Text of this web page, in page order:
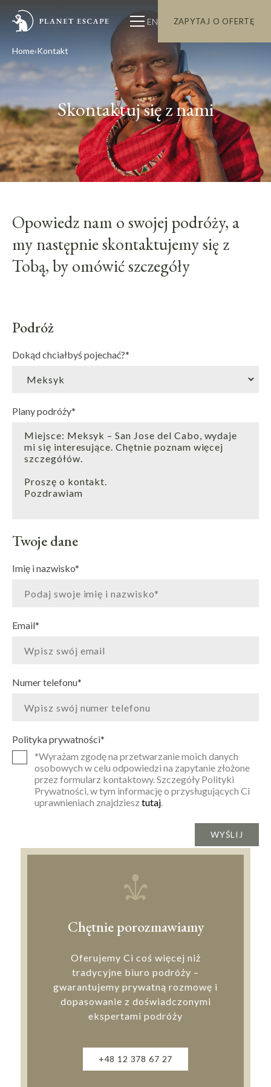
EN ZAPYTAJ O OFERTĘ
Home Kontakt
Skontaktuj się z nami
Opowiedz nam o swojej podróży, a
my następnie skontaktujemy się z
Tobą, by omówić szczegóły
Podróż
Dokąd chciałbyś pojechać?*
Plany podróży*
Twoje dane
Imię i nazwisko*
Email*
Numer telefonu*
Polityka prywatności*
*Wyrażam zgodę na przetwarzanie moich danych
osobowych w celu odpowiedzi na zapytanie złożone
przez formularz kontaktowy. Szczegóły Polityki
Prywatności, w tym informację o przysługujących Ci
uprawnieniach znajdziesz tutaj.
Chętnie porozmawiamy
Oferujemy Ci coś więcej niż
tradycyjne biuro podróży –
gwarantujemy prywatną rozmowę i
dopasowanie z doświadczonymi
ekspertami podróży
+48 12 378 67 27